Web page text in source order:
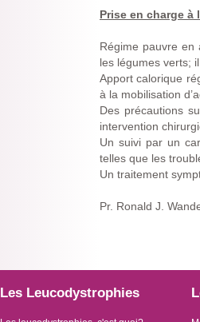
Prise en charge à
Régime pauvre en
les légumes verts;
Apport calorique
à la mobilisation
Des précautions
intervention
Un suivi par un
telles que les
Un traitement
Pr. Ronald J.
Les Leucodystrophies